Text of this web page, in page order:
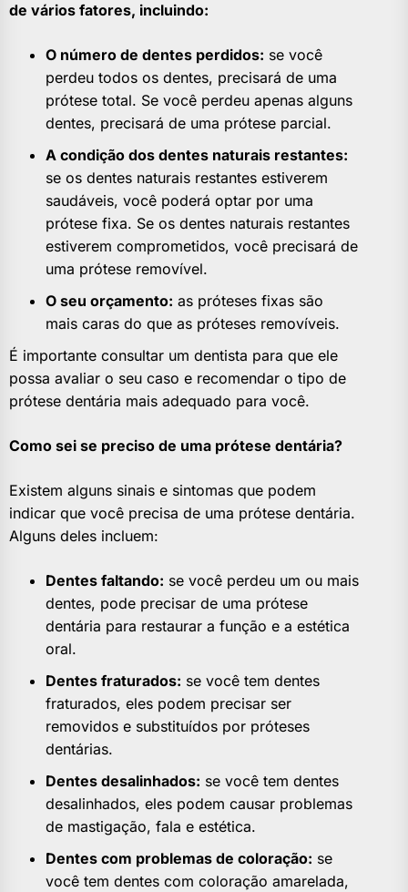
de vários fatores, incluindo:
O número de dentes perdidos: se você
perdeu todos os dentes, precisará de uma
prótese total. Se você perdeu apenas alguns
dentes, precisará de uma prótese parcial.
A condição dos dentes naturais restantes:
se os dentes naturais restantes estiverem
saudáveis, você poderá optar por uma
prótese fixa. Se os dentes naturais restantes
estiverem comprometidos, você precisará de
uma prótese removível.
O seu orçamento: as próteses fixas são
mais caras do que as próteses removíveis.
É importante consultar um dentista para que ele
possa avaliar o seu caso e recomendar o tipo de
prótese dentária mais adequado para você.
Como sei se preciso de uma prótese dentária?
Existem alguns sinais e sintomas que podem
indicar que você precisa de uma prótese dentária.
Alguns deles incluem:
Dentes faltando: se você perdeu um ou mais
dentes, pode precisar de uma prótese
dentária para restaurar a função e a estética
oral.
Dentes fraturados: se você tem dentes
fraturados, eles podem precisar ser
removidos e substituídos por próteses
dentárias.
Dentes desalinhados: se você tem dentes
desalinhados, eles podem causar problemas
de mastigação, fala e estética.
Dentes com problemas de coloração: se
você tem dentes com coloração amarelada,